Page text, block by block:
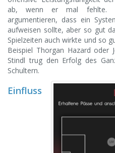
ab, wenn er mal fehlte.
argumentieren, dass ein
aufweisen sollte, aber so gut
Spielzeiten auch wirkte und so
Beispiel Thorgan Hazard oder
Stindl trug den Erfolg des
Schultern.
Einfluss